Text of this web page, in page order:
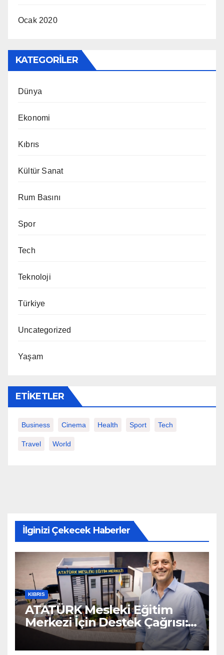
Ocak 2020
KATEGORILER
Dünya
Ekonomi
Kıbrıs
Kültür Sanat
Rum Basını
Spor
Tech
Teknoloji
Türkiye
Uncategorized
Yaşam
ETIKETLER
Business Cinema Health Sport Tech
Travel World
İlginizi Çekecek Haberler
KIBRIS
ATATÜRK Mesleki Eğitim
Merkezi İçin Destek Çağrısı:
“Geleceğe Açılan Kapıyı
Birlikte Tamamlayalım”